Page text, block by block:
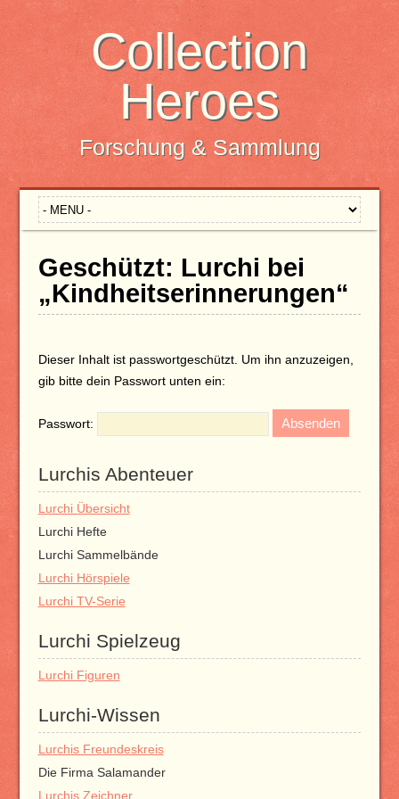
Collection
Heroes
Forschung & Sammlung
Geschützt: Lurchi bei
„Kindheitserinnerungen“
Dieser Inhalt ist passwortgeschützt. Um ihn anzuzeigen,
gib bitte dein Passwort unten ein:
Passwort:
Lurchis Abenteuer
Lurchi Übersicht
Lurchi Hefte
Lurchi Sammelbände
Lurchi Hörspiele
Lurchi TV-Serie
Lurchi Spielzeug
Lurchi Figuren
Lurchi-Wissen
Lurchis Freundeskreis
Die Firma Salamander
Lurchis Zeichner